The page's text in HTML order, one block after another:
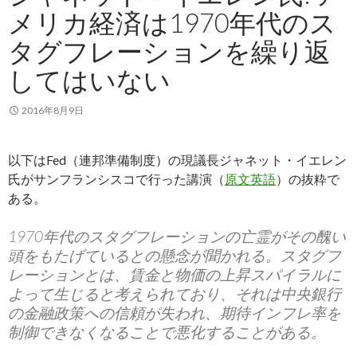
メリカ経済は1970年代のス
タグフレーションを繰り返
してはいない
2016年8月9日
以下はFed（連邦準備制度）の現議長ジャネット・イエレン
氏がサンフランシスコで行った講演（ 原文英語）の抜粋で
ある。
1970年代のスタグフレーションの亡霊がその醜い
頭をもたげているとの懸念が聞かれる。スタグフ
レーションとは、賃金と物価の上昇スパイラルに
よって生じると考えられており、それは中央銀行
の金融政策への信頼が失われ、期待インフレ率を
制御できなくなることで悪化することがある。